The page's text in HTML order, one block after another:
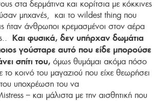
στα δερμάτινα και κορίτσια με κόκκινες
μηχανές, και το wildest thing που
ήταν άνθρωποι κρεμασμένοι στον αέρα
Και φυσικά, δεν υπήρχαν δωμάτια
γούσταρε αυτό που είδε μπορούσε
σπίτι του, όμως θυμάμαι ακόμα πόσο
το κοινό του μαγαζιού που είχε θεωρήσει
υποχρέωση του να
– και μάλιστα με την αισθητική που